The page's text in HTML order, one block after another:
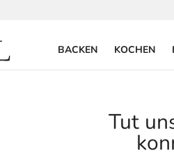
BACKEN KOCHEN
Tut